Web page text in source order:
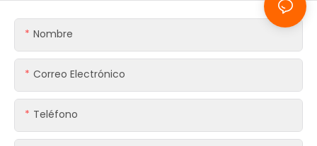
Nombre
Correo Electrónico
Teléfono